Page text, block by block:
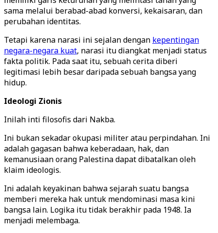
sama melalui berabad-abad konversi, kekaisaran, dan
perubahan identitas.
Tetapi karena narasi ini sejalan dengan kepentingan
negara-negara kuat, narasi itu diangkat menjadi status
fakta politik. Pada saat itu, sebuah cerita diberi
legitimasi lebih besar daripada sebuah bangsa yang
hidup.
Ideologi Zionis
Inilah inti filosofis dari Nakba.
Ini bukan sekadar okupasi militer atau perpindahan. Ini
adalah gagasan bahwa keberadaan, hak, dan
kemanusiaan orang Palestina dapat dibatalkan oleh
klaim ideologis.
Ini adalah keyakinan bahwa sejarah suatu bangsa
memberi mereka hak untuk mendominasi masa kini
bangsa lain. Logika itu tidak berakhir pada 1948. Ia
menjadi melembaga.